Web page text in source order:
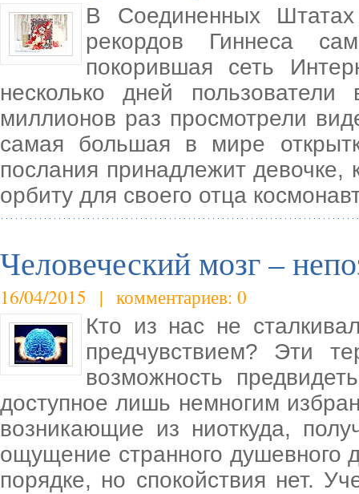
В Соединенных
рекордов Гиннеса
покорившая сеть
несколько дней
миллионов раз просмотрели
самая большая в мире
послания принадлежит девочке,
орбиту для своего отца
Человеческий мозг –
16/04/2015 | комментариев: 0
Кто из нас не
предчувствием? Эти
возможность
доступное лишь немногим
возникающие из ниоткуда,
ощущение странного душевного
порядке, но спокойствия нет.